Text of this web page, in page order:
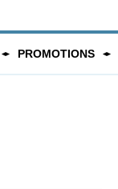
PROMOTIONS